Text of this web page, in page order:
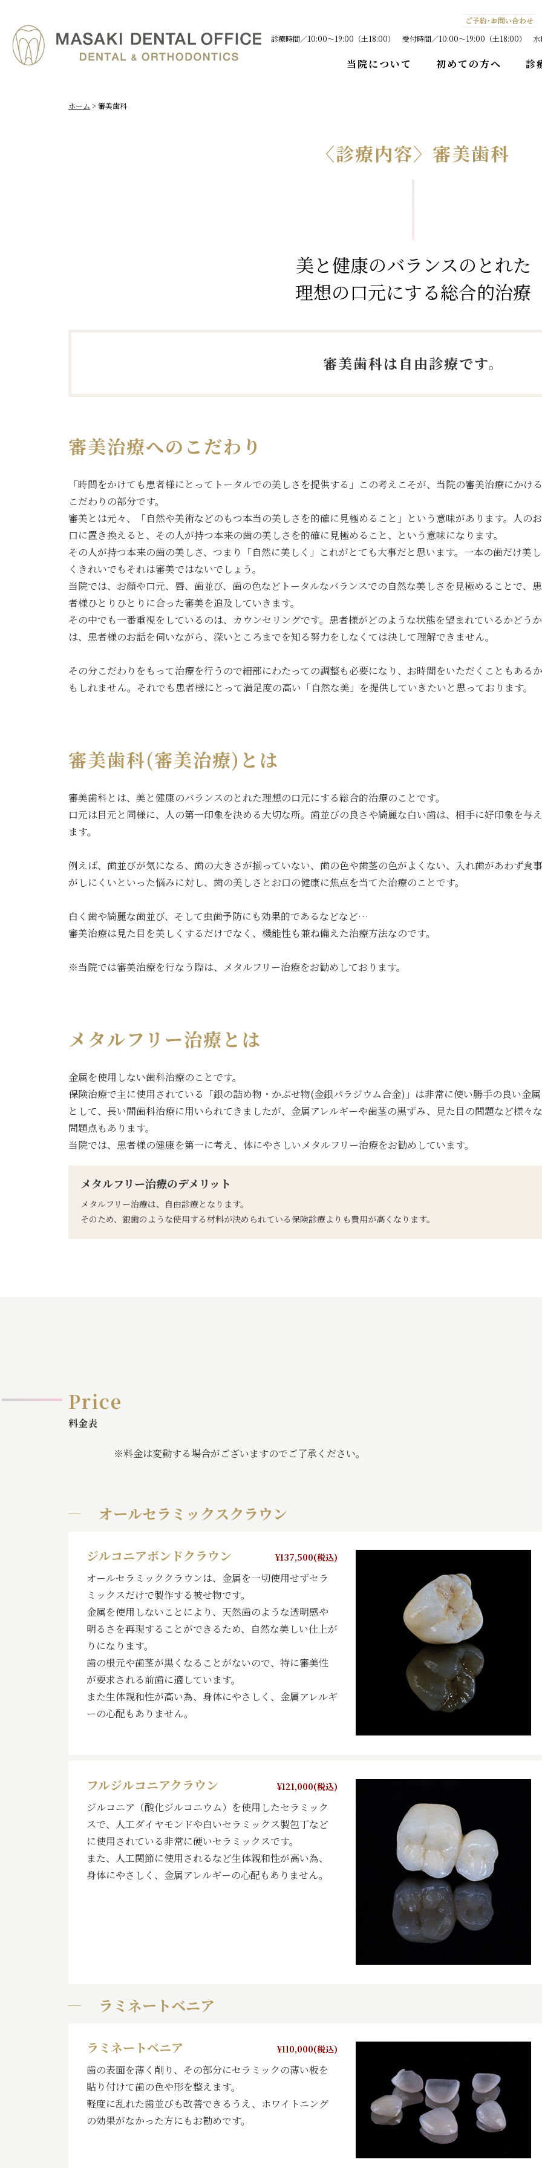
診療時間／10:00〜19:00（土18:00） 受付時間／10:00〜19:00（土18:00）
当院について 初めての方へ 診
ホーム > 審美歯科
〈診療内容〉審美歯科
美と健康のバランスの とれた
理想の口元にする総合的治療
審美歯科は自由診療です。
審美治療へのこだわり
「時間をかけても患者様にとってトータルでの美しさを提供する」この考えこそが、当院の審美治療にかける
こだわりの部分です。
審美とは元々、「自然や美術などのもつ本当の美しさを的確に見極めること」という意味があります。人のお
口に置き換えると、その人が持つ本来の歯の美しさを的確に見極めること、という意味になります。
その人が持つ本来の歯の美しさ、つまり「自然に美しく」これがとても大事だと思います。一本の歯だけ美し
くきれいでもそれは審美ではないでしょう。
当院では、お顔や口元、唇、歯並び、歯の色などトータルなバランスでの自然な美しさを見極めることで、患
者様ひとりひとりに合った審美を追及していきます。
その中でも一番重視をしているのは、カウンセリングです。患者様がどのような状態を望まれているかどうか
は、患者様のお話を伺いながら、深いところまでを知る努力をしなくては決して理解できません。
その分こだわりをもって治療を行うので細部にわたっての調整も必要になり、お時間をいただくこともあるか
もしれません。それでも患者様にとって満足度の高い「自然な美」を提供していきたいと思っております。
審美歯科(審美治療)とは
審美歯科とは、美と健康のバランスのとれた理想の口元にする総合的治療のことです。
口元は目元と同様に、人の第一印象を決める大切な所。歯並びの良さや綺麗な白い歯は、相手に好印象を与え
ます。
例えば、歯並びが気になる、歯の大きさが揃っていない、歯の色や歯茎の色がよくない、入れ歯があわず食事
がしにくいといった悩みに対し、歯の美しさとお口の健康に焦点を当てた治療のことです。
白く歯や綺麗な歯並び、そして虫歯予防にも効果的であるなどなど…
審美治療は見た目を美しくするだけでなく、機能性も兼ね備えた治療方法なのです。
※当院では審美治療を行なう際は、メタルフリー治療をお勧めしております。
メタルフリー治療とは
金属を使用しない歯科治療のことです。
保険治療で主に使用されている「銀の詰め物・かぶせ物(金銀パラジウム合金)」は非常に使い勝手の良い金属
として、長い間歯科治療に用いられてきましたが、金属アレルギーや歯茎の黒ずみ、見た目の問題など様々な
問題点もあります。
当院では、患者様の健康を第一に考え、体にやさしいメタルフリー治療をお勧めしています。
メタルフリー治療のデメリット
メタルフリー治療は、自由診療となります。
そのため、銀歯のような使用する材料が決められている保険診療よりも費用が高くなります。
Price
料金表
※料金は変動する場合がございますのでご了承ください。
オールセラミックスクラウン
ジルコニアボンドクラウン ¥137,500(税込)
オールセラミッククラウンは、金属を一切使用せずセラ
ミックスだけで製作する被せ物です。
金属を使用しないことにより、天然歯のような透明感や
明るさを再現することができるため、自然な美しい仕上が
りになります。
歯の根元や歯茎が黒くなることがないので、特に審美性
が要求される前歯に適しています。
また生体親和性が高い為、身体にやさしく、金属アレルギ
ーの心配もありません。
フルジルコニアクラウン ¥121,000(税込)
ジルコニア（酸化ジルコニウム）を使用したセラミック
スで、人工ダイヤモンドや白いセラミックス製包丁など
に使用されている非常に硬いセラミックスです。
また、人工関節に使用されるなど生体親和性が高い為、
身体にやさしく、金属アレルギーの心配もありません。
ラミネートベニア
ラミネートベニア ¥110,000(税込)
歯の表面を薄く削り、その部分にセラミックの薄い板を
貼り付けて歯の色や形を整えます。
軽度に乱れた歯並びも改善できるうえ、ホワイトニング
の効果がなかった方にもお勧めです。